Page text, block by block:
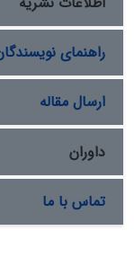
کیلومتر مربع با
و 06
9 کیلومتر
نشان داد که
نتایج این
کنترل عوامل
راهنمای
ارسال مقاله
داوران
تماس با ما